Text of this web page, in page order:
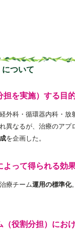
ついて
担を実施）する目
外科・循環器内科・
異なるが、治療のア
を企画した。
よって得られる効
療チーム運用の標準化
（役割分担）にお